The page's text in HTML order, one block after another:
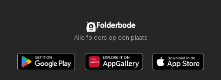
Folderbode
Alle folders op één plaats